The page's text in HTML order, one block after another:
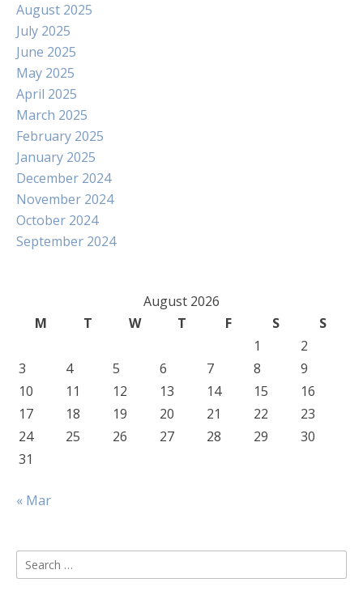
August 2025
July 2025
June 2025
May 2025
April 2025
March 2025
February 2025
January 2025
December 2024
November 2024
October 2024
September 2024
August 2026
M
T W T F S
S
1
2
3
4 5 6 7 8
9
10
11 12 13 14 15
16
17
18 19 20 21 22
23
24
25 26 27 28 29
30
31
« Mar
Search
for: